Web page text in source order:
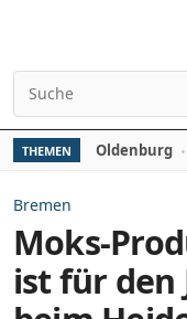
Suchen nach:
THEMEN Oldenburg
Bremen
Moks-
ist für den